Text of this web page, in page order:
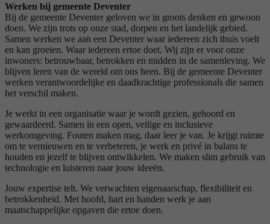
Werken bij gemeente Deventer
Bij de gemeente Deventer geloven we in groots denken en gewoon
doen. We zijn trots op onze stad, dorpen en het landelijk gebied.
Samen werken we aan een Deventer waar iedereen zich thuis voelt
en kan groeien. Waar iedereen ertoe doet. Wij zijn er voor onze
inwoners: betrouwbaar, betrokken en midden in de samenleving. We
blijven leren van de wereld om ons heen. Bij de gemeente Deventer
werken verantwoordelijke en daadkrachtige professionals die samen
het verschil maken.
Je werkt in een organisatie waar je wordt gezien, gehoord en
gewaardeerd. Samen in een open, veilige en inclusieve
werkomgeving. Fouten maken mag, daar leer je van. Je krijgt ruimte
om te vernieuwen en te verbeteren, je werk en privé in balans te
houden en jezelf te blijven ontwikkelen. We maken slim gebruik van
technologie en luisteren naar jouw ideeën.
Jouw expertise telt. We verwachten eigenaarschap, flexibiliteit en
betrokkenheid. Met hoofd, hart en handen werk je aan
maatschappelijke opgaven die ertoe doen.